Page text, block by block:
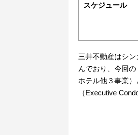
スケジュール
三井不動産はシ
んでおり、今回
ホテル他３事業
（Executive